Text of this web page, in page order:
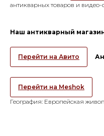
антикварных товаров и видео-
Наш антикварный
Перейти на Авито
Перейти на Meshok
География: Европейская